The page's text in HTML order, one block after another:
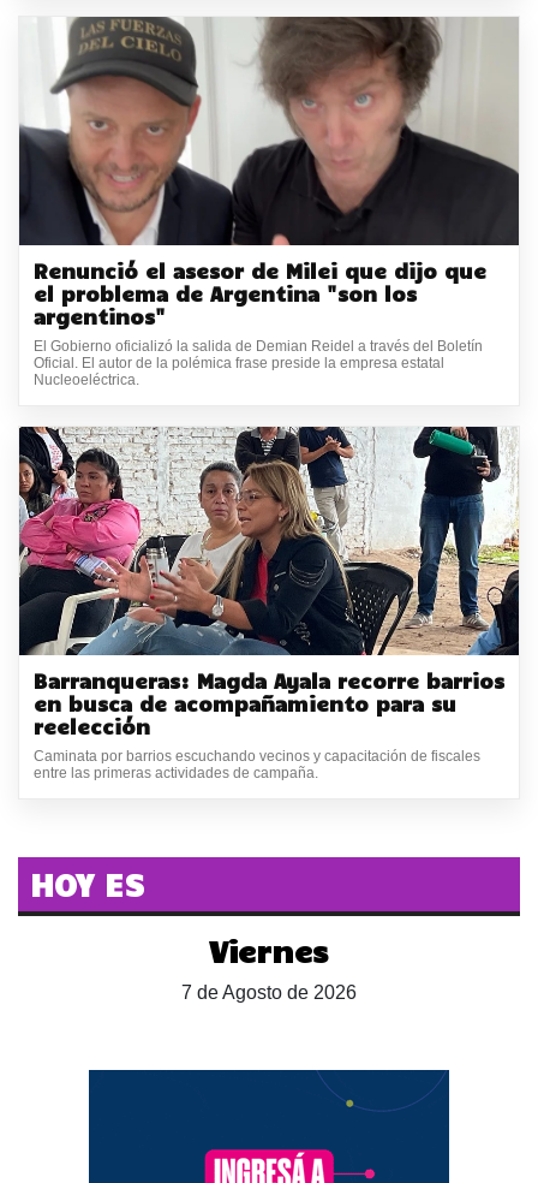
Renunció el asesor de Milei que dijo que
el problema de Argentina "son los
argentinos"
El Gobierno oficializó la salida de Demian Reidel a través del Boletín
Oficial. El autor de la polémica frase preside la empresa estatal
Nucleoeléctrica.
Barranqueras: Magda Ayala recorre barrios
en busca de acompañamiento para su
reelección
Caminata por barrios escuchando vecinos y capacitación de fiscales
entre las primeras actividades de campaña.
HOY ES
Viernes
7 de Agosto de 2026